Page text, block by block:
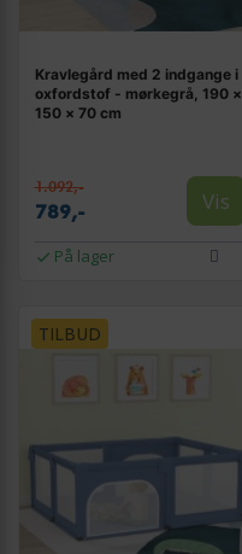
Kravlegård med 2 indgange i
oxfordstof - mørkegrå, 190 ×
150 × 70 cm
1.092,-
789,- Vis
På lager
TILBUD